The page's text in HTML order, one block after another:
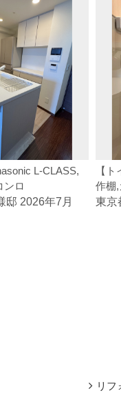
L-CLASS,
ンロ
邸 2026年7月
【
作棚,
東京
リフ